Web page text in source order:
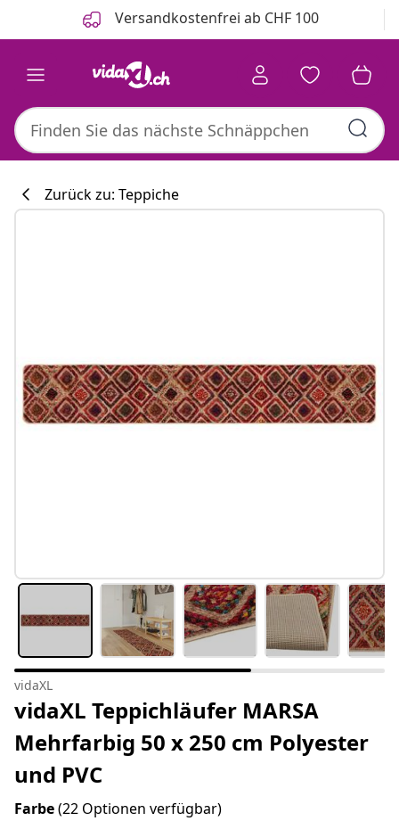
Versandkostenfrei ab CHF 100
Zurück zu: Teppiche
vidaXL
vidaXL Teppichläufer MARSA
Mehrfarbig 50 x 250 cm Polyester
und PVC
Farbe(22 Optionen verfügbar)